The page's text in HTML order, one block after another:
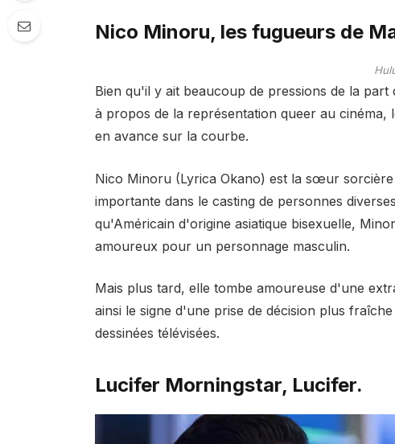
Nico Minoru, les fugueurs de
Bien qu'il y ait beaucoup de pressions de la
à propos de la représentation queer au
en avance sur la courbe.
Nico Minoru (Lyrica Okano) est la sœur
importante dans le casting de personnes
qu'Américain d'origine asiatique bisexuelle,
amoureux pour un personnage masculin.
Mais plus tard, elle tombe amoureuse d'une
ainsi le signe d'une prise de décision plus
dessinées télévisées.
Lucifer Morningstar, Lucifer.